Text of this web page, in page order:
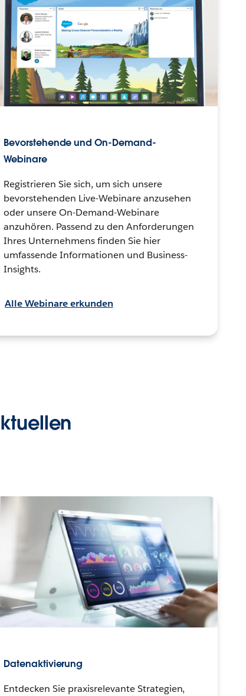
Bevorstehende und On-Demand-
Webinare
Registrieren Sie sich, um sich unsere
bevorstehenden Live-Webinare anzusehen
oder unsere On-Demand-Webinare
anzuhören. Passend zu den Anforderungen
Ihres Unternehmens finden Sie hier
umfassende Informationen und Business-
Insights.
Alle Webinare erkunden
Datenaktivierung
Entdecken Sie praxisrelevante Strategien,